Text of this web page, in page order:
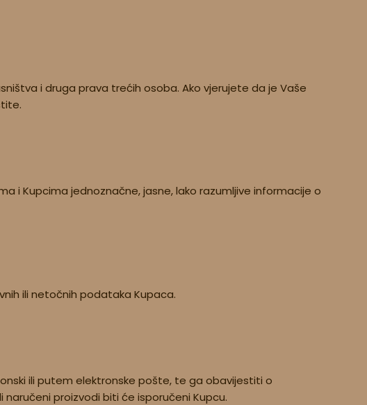
i druga prava trećih osoba. Ako vjerujete da je Vaše
i Kupcima jednoznačne, jasne, lako razumljive informacije o
ili netočnih podataka Kupaca.
ili putem elektronske pošte, te ga obavijestiti o
proizvodi biti će isporučeni Kupcu.